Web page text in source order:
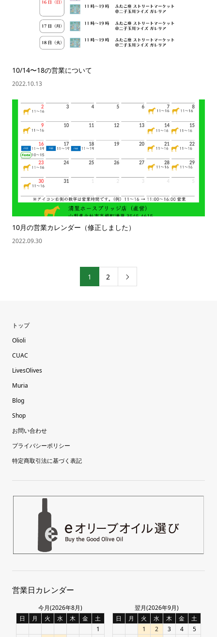
10/14〜18の営業について
2022.10.13
10月の営業カレンダー（修正しました）
2022.09.30
1 2 
トップ
Olioli
CUAC
LivesOlives
Muria
Blog
Shop
お問い合わせ
プライバシーポリシー
特定商取引法に基づく表記
営業日カレンダー
今月(2026年8月)
日
月 火 水 木 金
土
1
翌月(2026年9月)
日
月 火 水 木 金
土
1
2 3 4
5